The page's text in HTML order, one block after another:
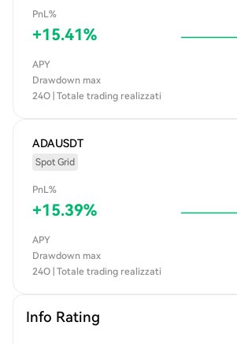
PnL%
+15.41%
APY
Drawdown max
24O | Totale trading realizzati
ADAUSDT
Spot Grid
PnL%
+15.39%
APY
Drawdown max
24O | Totale trading realizzati
Info Rating